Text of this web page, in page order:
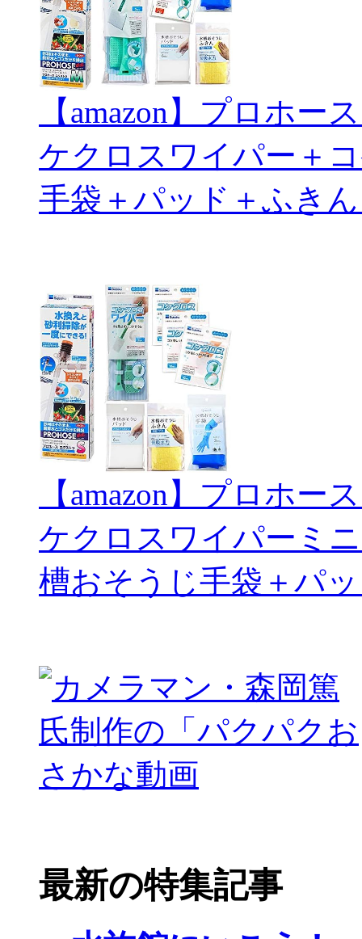
【amazon】プロホ
ケクロスワイパー＋
手袋＋パッド＋ふき
【amazon】プロホー
ケクロスワイパーミ
槽おそうじ手袋＋パ
最新の特集記事